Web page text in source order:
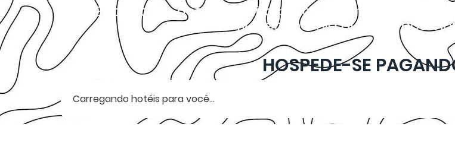
Encontre o hotel perfeito para sua próxima
incrível economia que
HOSPEDE-SE
Carregando hotéis para você...